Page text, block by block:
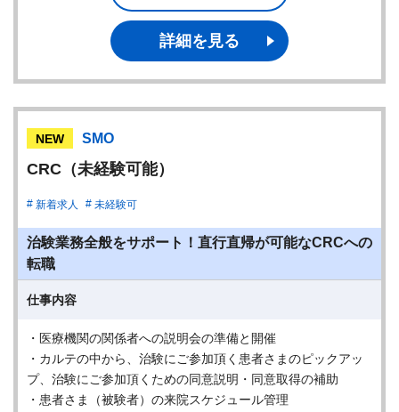
詳細を見る
NEW SMO
CRC（未経験可能）
新着求人 未経験可
治験業務全般をサポート！直行直帰が可能なCRCへの
転職
仕事内容
・医療機関の関係者への説明会の準備と開催
・カルテの中から、治験にご参加頂く患者さまのピックアッ
プ、治験にご参加頂くための同意説明・同意取得の補助
・患者さま（被験者）の来院スケジュール管理